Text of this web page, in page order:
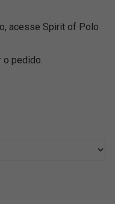
acesse Spirit of Polo
pedido.